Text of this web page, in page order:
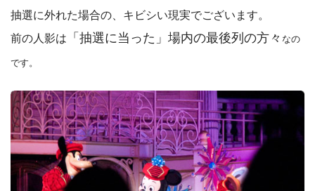
抽選に外れた場合の、キビシい現実でございます。
前の人影は
「抽選に当った」場内の最後列の方々 なの
です。